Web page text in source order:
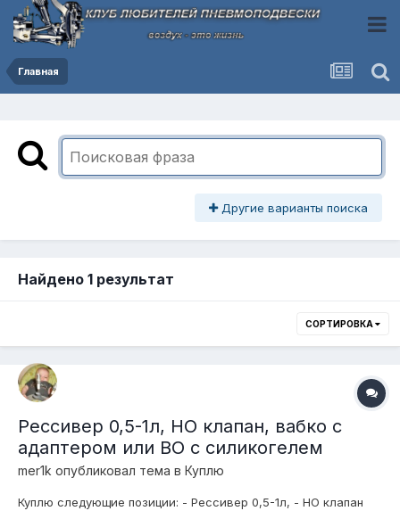
Главная
Другие варианты поиска
Найдено 1 результат
СОРТИРОВКА
Рессивер 0,5-1л, НО клапан, вабко с
адаптером или ВО с силикогелем
mer1k опубликовал тема в Куплю
Куплю следующие позиции: - Рессивер 0,5-1л, - НО клапан